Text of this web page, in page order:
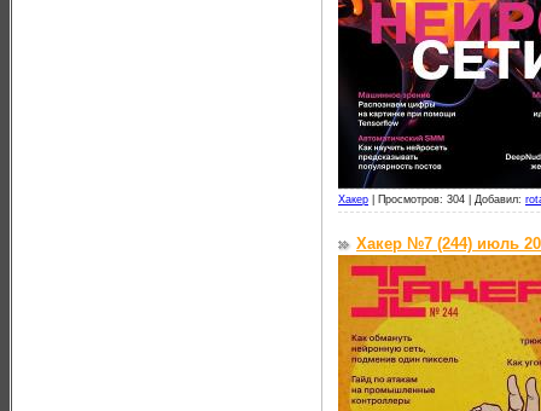
Хакер Просмотров: 304 | Добавил:
Хакер №7 (244) июль